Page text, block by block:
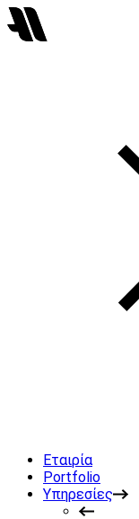
Εταιρία
Portfolio
Υπηρεσίες